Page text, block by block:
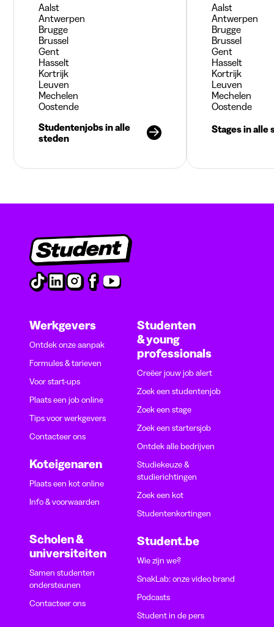
Aalst
Antwerpen
Brugge
Brussel
Gent
Hasselt
Kortrijk
Leuven
Mechelen
Oostende
Studentenjobs in alle
steden
Aalst
Antwerpen
Brugge
Brussel
Gent
Hasselt
Kortrijk
Leuven
Mechelen
Oostende
Stages in alle
Werkgevers
Ontdek onze aanpak
Formules & tarieven
Voor start-ups
Plaats een job online
Tips voor werkgevers
Contacteer ons
Koteigenaren
Plaats een kot online
Info & voorwaarden
Scholen &
universiteiten
Samen studenten
ondersteunen
Contacteer ons
Studenten
& young
professionals
Creëer jouw job alert
Zoek een studentenjob
Zoek een stage
Zoek een startersjob
Ontdek alle bedrijven
Studiekeuze &
studierichtingen
Zoek een kot
Studentenkortingen
Student.be
Wie zijn we?
SnakLab: onze video brand
Podcasts
Student in de pers